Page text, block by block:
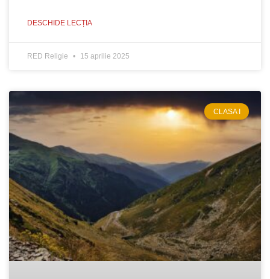
DESCHIDE LECȚIA
RED Religie 15 aprilie 2025
CLASA I